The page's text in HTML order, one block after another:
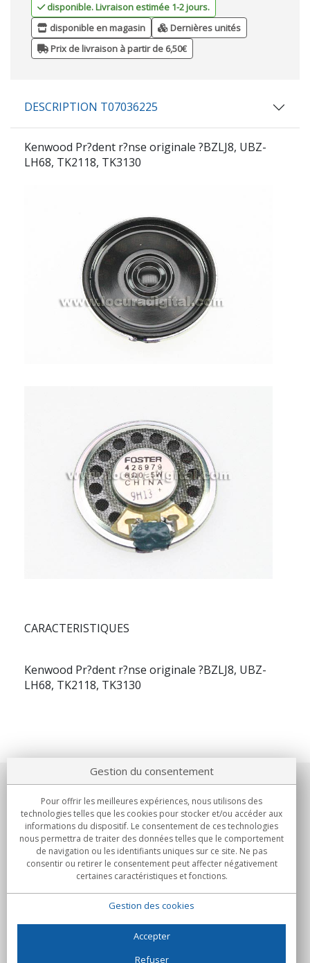
disponible. Livraison estimée 1-2 jours.
disponible en magasin
Dernières unités
Prix de livraison à partir de 6,50€
DESCRIPTION T07036225
Kenwood Pr?dent r?nse originale ?BZLJ8, UBZ-
LH68, TK2118, TK3130
CARACTERISTIQUES
Kenwood Pr?dent r?nse originale ?BZLJ8, UBZ-
LH68, TK2118, TK3130
Notre société
Engagements
Achats
Gestion du consentement
Pour offrir les meilleures expériences, nous utilisons des
technologies telles que les cookies pour stocker et/ou accéder aux
informations du dispositif. Le consentement de ces technologies
nous permettra de traiter des données telles que le comportement
de navigation ou les identifiants uniques sur ce site. Ne pas
consentir ou retirer le consentement peut affecter négativement
certaines caractéristiques et fonctions.
Gestion des cookies
Accepter
Refuser